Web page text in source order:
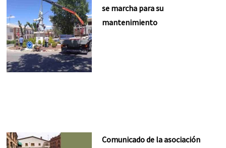
se marcha para su
mantenimiento
Comunicado de la asociación